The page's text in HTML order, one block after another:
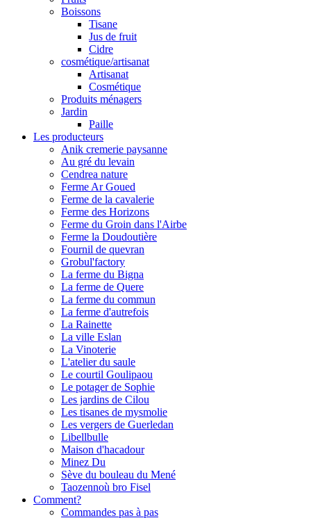
Boissons
Tisane
Jus de fruit
Cidre
cosmétique/artisanat
Artisanat
Cosmétique
Produits ménagers
Jardin
Paille
Les producteurs
Anik cremerie paysanne
Au gré du levain
Cendrea nature
Ferme Ar Goued
Ferme de la cavalerie
Ferme des Horizons
Ferme du Groin dans l'Airbe
Ferme la Doudoutière
Fournil de quevran
Grobul'factory
La ferme du Bigna
La ferme de Quere
La ferme du commun
La ferme d'autrefois
La Rainette
La ville Eslan
La Vinoterie
L'atelier du saule
Le courtil Goulipaou
Le potager de Sophie
Les jardins de Cilou
Les tisanes de mysmolie
Les vergers de Guerledan
Libellbulle
Maison d'hacadour
Minez Du
Sève du bouleau du Mené
Taozennoù bro Fisel
Comment?
Commandes pas à pas